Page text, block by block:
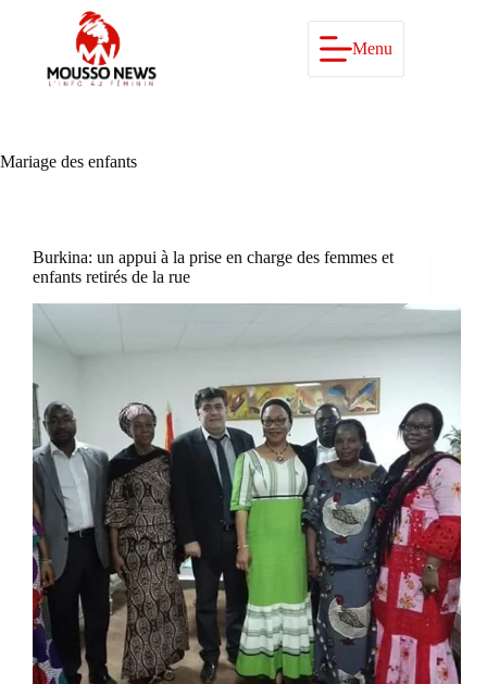
Menu
Mariage des enfants
Burkina: un appui à la prise en charge des femmes et
enfants retirés de la rue